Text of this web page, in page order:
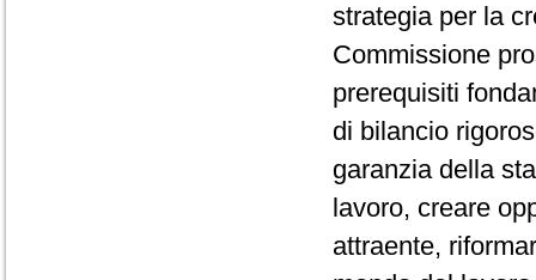
strategia per la
Commissione
prerequisiti
di bilancio
garanzia della
lavoro, creare
attraente,